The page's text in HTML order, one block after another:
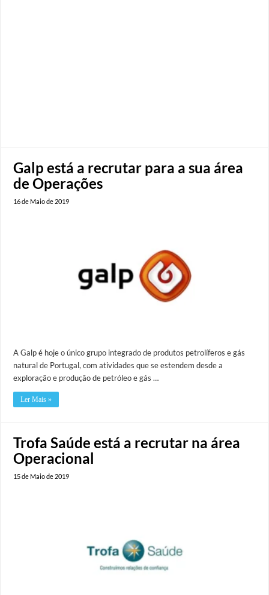
Galp está a recrutar para a sua área
de Operações
16 de Maio de 2019
A Galp é hoje o único grupo integrado de produtos petrolíferos e gás
natural de Portugal, com atividades que se estendem desde a
exploração e produção de petróleo e gás …
Ler Mais »
Trofa Saúde está a recrutar na área
Operacional
15 de Maio de 2019